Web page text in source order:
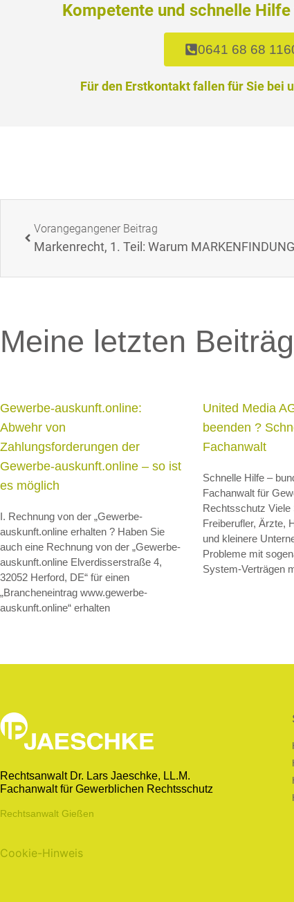
Kompetente und schnelle
0641 68 68
Für den Erstkontakt fallen für Sie bei
Vorangegangener Beitrag
Meine letzten
Gewerbe-auskunft.online:
Abwehr von
Zahlungsforderungen der
Gewerbe-auskunft.online – so ist
es möglich
I. Rechnung von der „Gewerbe-
auskunft.online erhalten ? Haben Sie
auch eine Rechnung von der „Gewerbe-
auskunft.online Elverdisserstraße 4,
32052 Herford, DE“ für einen
„Brancheneintrag www.gewerbe-
auskunft.online“ erhalten
United Media
beenden ?
Fachanwalt
Schnelle Hilfe –
Fachanwalt für
Rechtsschutz Viele
Freiberufler, Ärzte,
und kleinere
Probleme mit
System-Verträgen
Rechtsanwalt Dr. Lars Jaeschke, LL.M.
Fachanwalt für Gewerblichen Rechtsschutz
Rechtsanwalt Gießen
Cookie-Hinweis